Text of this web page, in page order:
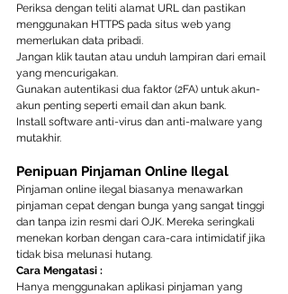
Periksa dengan teliti alamat URL dan pastikan
menggunakan HTTPS pada situs web yang
memerlukan data pribadi.
Jangan klik tautan atau unduh lampiran dari email
yang mencurigakan.
Gunakan autentikasi dua faktor (2FA) untuk akun-
akun penting seperti email dan akun bank.
Install software anti-virus dan anti-malware yang
mutakhir.
Penipuan Pinjaman Online Ilegal
Pinjaman online ilegal biasanya menawarkan
pinjaman cepat dengan bunga yang sangat tinggi
dan tanpa izin resmi dari OJK. Mereka seringkali
menekan korban dengan cara-cara intimidatif jika
tidak bisa melunasi hutang.
Cara Mengatasi :
Hanya menggunakan aplikasi pinjaman yang